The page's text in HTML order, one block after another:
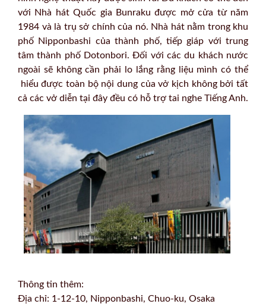
với Nhà hát Quốc gia Bunraku được mở cửa từ năm
1984 và là trụ sở chính của nó. Nhà hát nằm trong khu
phố Nipponbashi của thành phố, tiếp giáp với trung
tâm thành phố Dotonbori. Đối với các du khách nước
ngoài sẽ không cần phải lo lắng rằng liệu mình có thể
hiểu được toàn bộ nội dung của vở kịch không bởi tất
cả các vở diễn tại đây đều có hỗ trợ tai nghe Tiếng Anh.
Thông tin thêm:
Địa chỉ: 1-12-10, Nipponbashi, Chuo-ku, Osaka